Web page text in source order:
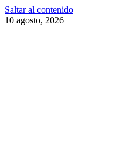
Saltar al contenido
10 agosto, 2026